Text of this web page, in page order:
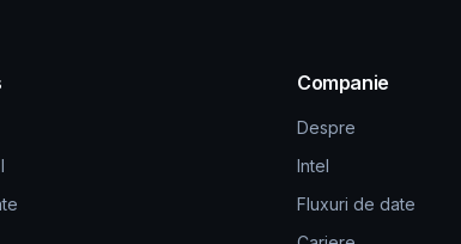
Companie
Despre
Intel
Fluxuri de date